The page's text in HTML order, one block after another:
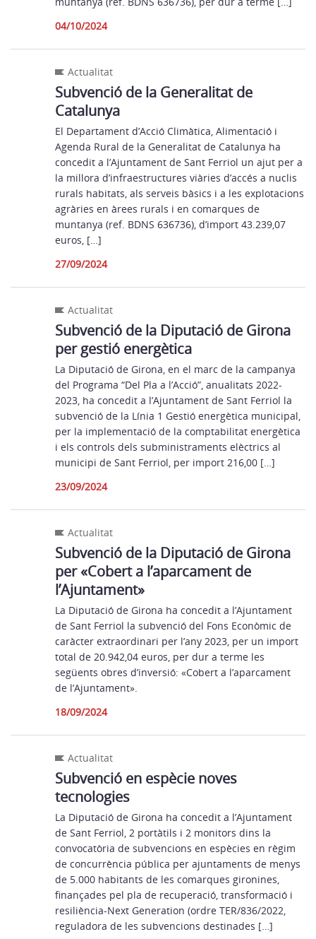
04/10/2024
Actualitat
Subvenció de la Generalitat de
Catalunya
El Departament d’Acció Climàtica, Alimentació i
Agenda Rural de la Generalitat de Catalunya ha
concedit a l’Ajuntament de Sant Ferriol un ajut per a
la millora d’infraestructures viàries d’accés a nuclis
rurals habitats, als serveis bàsics i a les explotacions
agràries en àrees rurals i en comarques de
muntanya (ref. BDNS 636736), d’import 43.239,07
euros, […]
27/09/2024
Actualitat
Subvenció de la Diputació de Girona
per gestió energètica
La Diputació de Girona, en el marc de la campanya
del Programa “Del Pla a l’Acció”, anualitats 2022-
2023, ha concedit a l’Ajuntament de Sant Ferriol la
subvenció de la Línia 1 Gestió energètica municipal,
per la implementació de la comptabilitat energètica
i els controls dels subministraments elèctrics al
municipi de Sant Ferriol, per import 216,00 […]
23/09/2024
Actualitat
Subvenció de la Diputació de Girona
per «Cobert a l’aparcament de
l’Ajuntament»
La Diputació de Girona ha concedit a l’Ajuntament
de Sant Ferriol la subvenció del Fons Econòmic de
caràcter extraordinari per l’any 2023, per un import
total de 20.942,04 euros, per dur a terme les
següents obres d’inversió: «Cobert a l’aparcament
de l’Ajuntament».
18/09/2024
Actualitat
Subvenció en espècie noves
tecnologies
La Diputació de Girona ha concedit a l’Ajuntament
de Sant Ferriol, 2 portàtils i 2 monitors dins la
convocatòria de subvencions en espècies en règim
de concurrència pública per ajuntaments de menys
de 5.000 habitants de les comarques gironines,
finançades pel pla de recuperació, transformació i
resiliència-Next Generation (ordre TER/836/2022,
reguladora de les subvencions destinades […]